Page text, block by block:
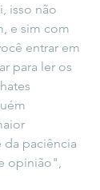
isso não
e sim com
entrar em
para ler os
da paciência
opinião",